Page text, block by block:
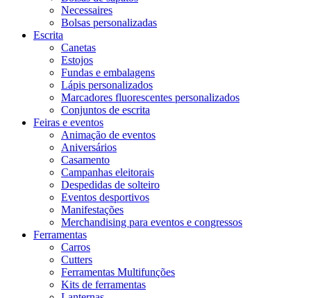
Necessaires
Bolsas personalizadas
Escrita
Canetas
Estojos
Fundas e embalagens
Lápis personalizados
Marcadores fluorescentes personalizados
Conjuntos de escrita
Feiras e eventos
Animação de eventos
Aniversários
Casamento
Campanhas eleitorais
Despedidas de solteiro
Eventos desportivos
Manifestações
Merchandising para eventos e congressos
Ferramentas
Carros
Cutters
Ferramentas Multifunções
Kits de ferramentas